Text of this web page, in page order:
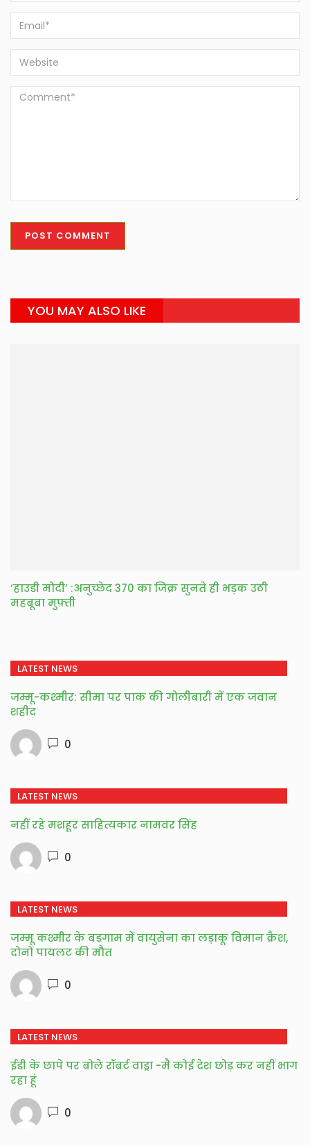
YOU MAY ALSO LIKE
‘हाउडी मोदी’ :अनुच्छेद 370 का जिक्र सुनते ही भड़क उठी
महबूबा मुफ़्ती
LATEST NEWS
जम्मू-कश्मीर: सीमा पर पाक की गोलीबारी में एक जवान
शहीद
0
LATEST NEWS
नहीं रहे मशहूर साहित्यकार नामवर सिंह
0
LATEST NEWS
जम्मू कश्मीर के बडगाम में वायुसेना का लड़ाकू विमान क्रैश,
दोनों पायलट की मौत
0
LATEST NEWS
ईडी के छापे पर बोले रॉबर्ट वाड्रा -मैं कोई देश छोड़ कर नहीं भाग
रहा हूं
0